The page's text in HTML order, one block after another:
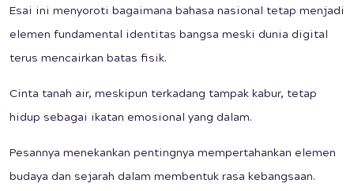
Esai ini menyoroti bagaimana bahasa nasional tetap menjadi
elemen fundamental identitas bangsa meski dunia digital
terus mencairkan batas fisik.
Cinta tanah air, meskipun terkadang tampak kabur, tetap
hidup sebagai ikatan emosional yang dalam.
Pesannya menekankan pentingnya mempertahankan elemen
budaya dan sejarah dalam membentuk rasa kebangsaan.